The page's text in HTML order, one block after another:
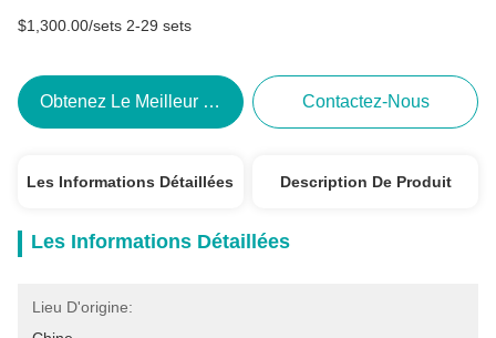
$1,300.00/sets 2-29 sets
Obtenez Le Meilleur Prix Contactez-Nous
Les Informations Détaillées Description De Produit
Les Informations Détaillées
Lieu D'origine: